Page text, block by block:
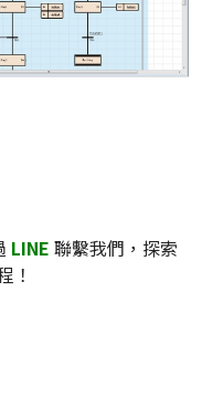
LINE 聯繫我們，探索
！